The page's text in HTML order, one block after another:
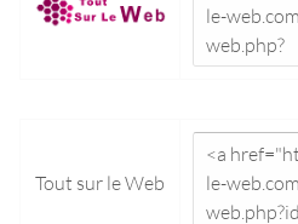
Tout sur le Web